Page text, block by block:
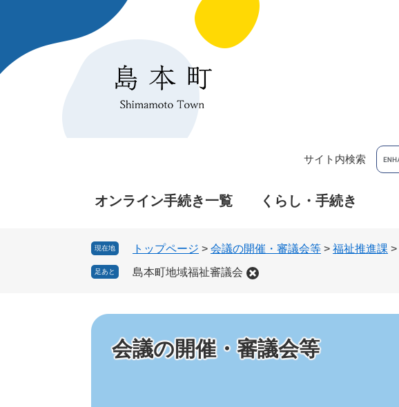
先
を
サイト内検索
オンライン手続き一覧 くらし・手続き
現在地 トップページ > 会議の開催・審議会等 > 福祉推進課 >
足あと 島本町地域福祉審議会
会議の開催・審議会等